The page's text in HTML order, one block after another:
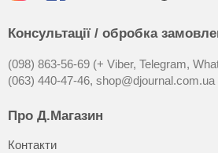
Консультації / обробка
(098) 863-56-69 (+ Viber, Telegram,
(063) 440-47-46, shop@djournal.com.ua
Про Д.Магазин
Контакти